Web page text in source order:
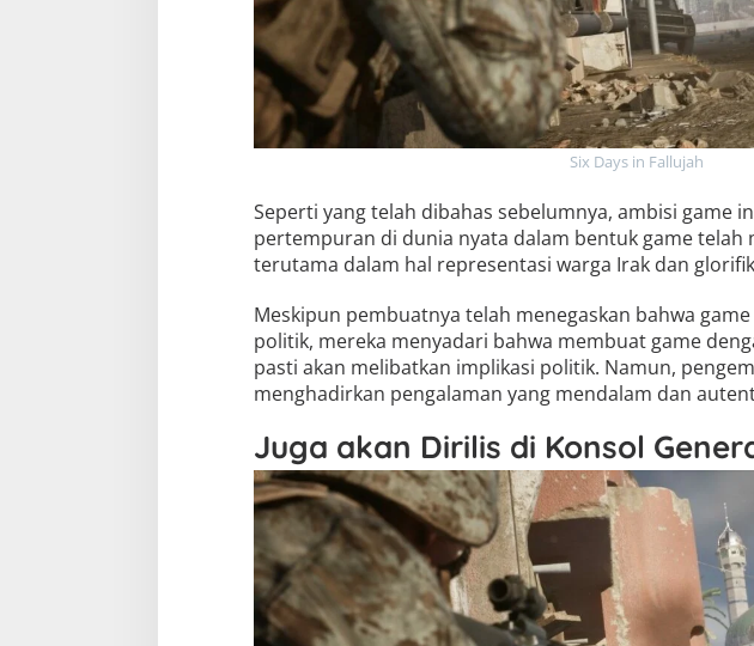
Six Days in Fallujah
Seperti yang telah dibahas sebelumnya, ambisi game
pertempuran di dunia nyata dalam bentuk game telah
terutama dalam hal representasi warga Irak dan
Meskipun pembuatnya telah menegaskan bahwa
politik, mereka menyadari bahwa membuat game
pasti akan melibatkan implikasi politik. Namun,
menghadirkan pengalaman yang mendalam dan
Juga akan Dirilis di Konsol